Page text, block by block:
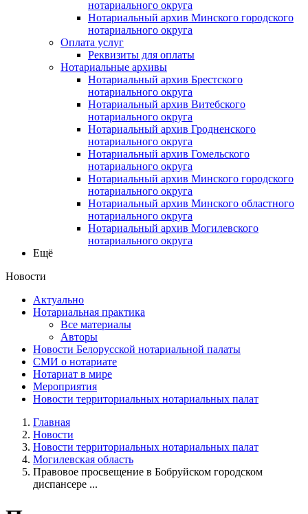
нотариального округа
Нотариальный архив Минского городского
нотариального округа
Оплата услуг
Реквизиты для оплаты
Нотариальные архивы
Нотариальный архив Брестского
нотариального округа
Нотариальный архив Витебского
нотариального округа
Нотариальный архив Гродненского
нотариального округа
Нотариальный архив Гомельского
нотариального округа
Нотариальный архив Минского городского
нотариального округа
Нотариальный архив Минского областного
нотариального округа
Нотариальный архив Могилевского
нотариального округа
Ещё
Новости
Актуально
Нотариальная практика
Все материалы
Авторы
Новости Белорусской нотариальной палаты
СМИ о нотариате
Нотариат в мире
Мероприятия
Новости территориальных нотариальных палат
Главная
Новости
Новости территориальных нотариальных палат
Могилевская область
Правовое просвещение в Бобруйском городском
диспансере ...